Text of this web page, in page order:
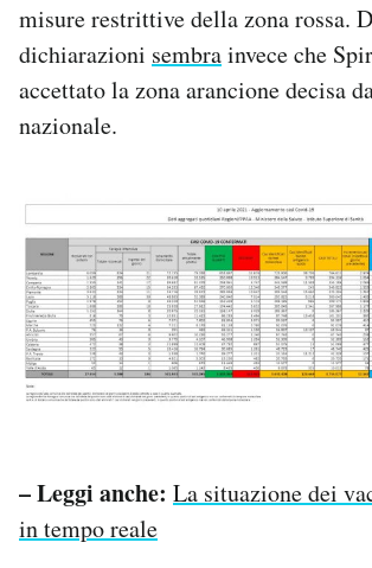
misure restrittive della zona rossa.
dichiarazioni sembrainvece che
accettato la zona arancione decisa
nazionale.
– Leggi anche: La situazione dei
in tempo reale